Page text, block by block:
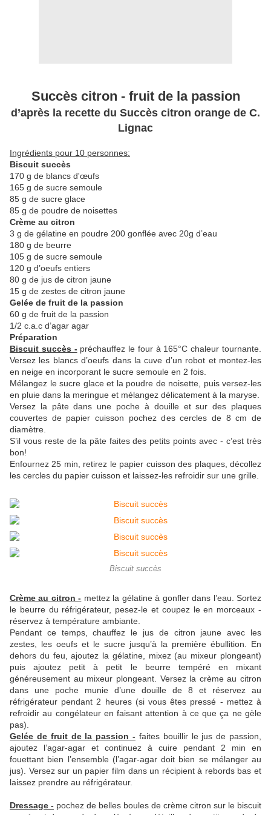
Succès citron - fruit de la passion
d’après la recette du Succès citron orange de C.
Lignac
Ingrédients pour 10 personnes:
Biscuit succès
170 g de blancs d'œufs
165 g de sucre semoule
85 g de sucre glace
85 g de poudre de noisettes
Crème au citron
3 g de gélatine en poudre 200 gonflée avec 20g d’eau
180 g de beurre
105 g de sucre semoule
120 g d’oeufs entiers
80 g de jus de citron jaune
15 g de zestes de citron jaune
Gelée de fruit de la passion
60 g de fruit de la passion
1/2 c.a.c d’agar agar
Préparation
Biscuit succès - préchauffez le four à 165°C chaleur tournante.
Versez les blancs d’oeufs dans la cuve d’un robot et montez-les
en neige en incorporant le sucre semoule en 2 fois.
Mélangez le sucre glace et la poudre de noisette, puis versez-les
en pluie dans la meringue et mélangez délicatement à la maryse.
Versez la pâte dans une poche à douille et sur des plaques
couvertes de papier cuisson pochez des cercles de 8 cm de
diamètre.
S’il vous reste de la pâte faites des petits points avec - c’est très
bon!
Enfournez 25 min, retirez le papier cuisson des plaques, décollez
les cercles du papier cuisson et laissez-les refroidir sur une grille.
Biscuit succès
Crème au citron - mettez la gélatine à gonfler dans l’eau. Sortez
le beurre du réfrigérateur, pesez-le et coupez le en morceaux -
réservez à température ambiante.
Pendant ce temps, chauffez le jus de citron jaune avec les
zestes, les oeufs et le sucre jusqu’à la première ébullition. En
dehors du feu, ajoutez la gélatine, mixez (au mixeur plongeant)
puis ajoutez petit à petit le beurre tempéré en mixant
généreusement au mixeur plongeant. Versez la crème au citron
dans une poche munie d’une douille de 8 et réservez au
réfrigérateur pendant 2 heures (si vous êtes pressé - mettez à
refroidir au congélateur en faisant attention à ce que ça ne gèle
pas).
Gelée de fruit de la passion - faites bouillir le jus de passion,
ajoutez l’agar-agar et continuez à cuire pendant 2 min en
fouettant bien l’ensemble (l’agar-agar doit bien se mélanger au
jus). Versez sur un papier film dans un récipient à rebords bas et
laissez prendre au réfrigérateur.
Dressage - pochez de belles boules de crème citron sur le biscuit